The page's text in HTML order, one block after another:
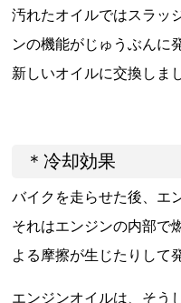
汚れたオイルではスラッ
ンの機能がじゅうぶんに
新しいオイルに交換しま
＊冷却効果
バイクを走らせた後、エ
それはエンジンの内部で
よる摩擦が生じたりして
エンジンオイルは、そう